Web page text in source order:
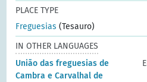
PLACE TYPE
Freguesias (Tesauro)
IN OTHER LANGUAGES
União das freguesias de
Cambra e Carvalhal de